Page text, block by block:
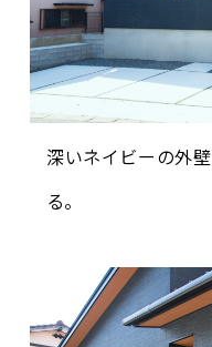
深いネイビーの外
る。